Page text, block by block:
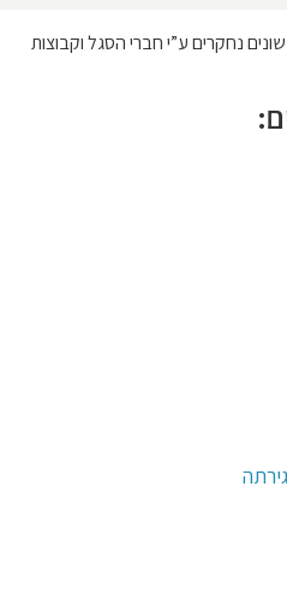
נחקרים ע”י חברי הסגל וקבוצות